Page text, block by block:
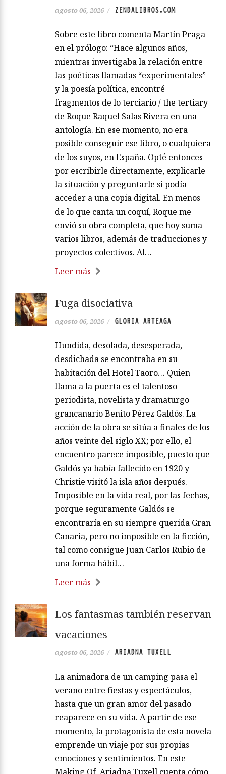
agosto 06, 2026 / ZENDALIBROS.COM
Sobre este libro comenta Martín Praga
en el prólogo: “Hace algunos años,
mientras investigaba la relación entre
las poéticas llamadas “experimentales”
y la poesía política, encontré
fragmentos de lo terciario / the tertiary
de Roque Raquel Salas Rivera en una
antología. En ese momento, no era
posible conseguir ese libro, o cualquiera
de los suyos, en España. Opté entonces
por escribirle directamente, explicarle
la situación y preguntarle si podía
acceder a una copia digital. En menos
de lo que canta un coquí, Roque me
envió su obra completa, que hoy suma
varios libros, además de traducciones y
proyectos colectivos. Al…
Leer más
Fuga disociativa
agosto 06, 2026 / GLORIA ARTEAGA
Hundida, desolada, desesperada,
desdichada se encontraba en su
habitación del Hotel Taoro… Quien
llama a la puerta es el talentoso
periodista, novelista y dramaturgo
grancanario Benito Pérez Galdós. La
acción de la obra se sitúa a finales de los
años veinte del siglo XX; por ello, el
encuentro parece imposible, puesto que
Galdós ya había fallecido en 1920 y
Christie visitó la isla años después.
Imposible en la vida real, por las fechas,
porque seguramente Galdós se
encontraría en su siempre querida Gran
Canaria, pero no imposible en la ficción,
tal como consigue Juan Carlos Rubio de
una forma hábil…
Leer más
Los fantasmas también reservan
vacaciones
agosto 06, 2026 / ARIADNA TUXELL
La animadora de un camping pasa el
verano entre fiestas y espectáculos,
hasta que un gran amor del pasado
reaparece en su vida. A partir de ese
momento, la protagonista de esta novela
emprende un viaje por sus propias
emociones y sentimientos. En este